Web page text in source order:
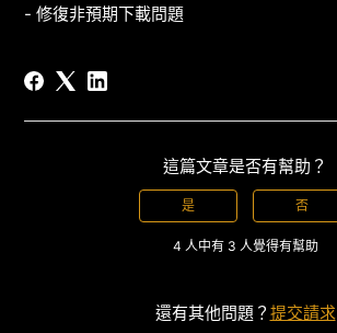
- 修復非預期下載問題
這篇文章是否有幫助？
是 否
4 人中有 3 人覺得有幫助
還有其他問題？ 提交請求